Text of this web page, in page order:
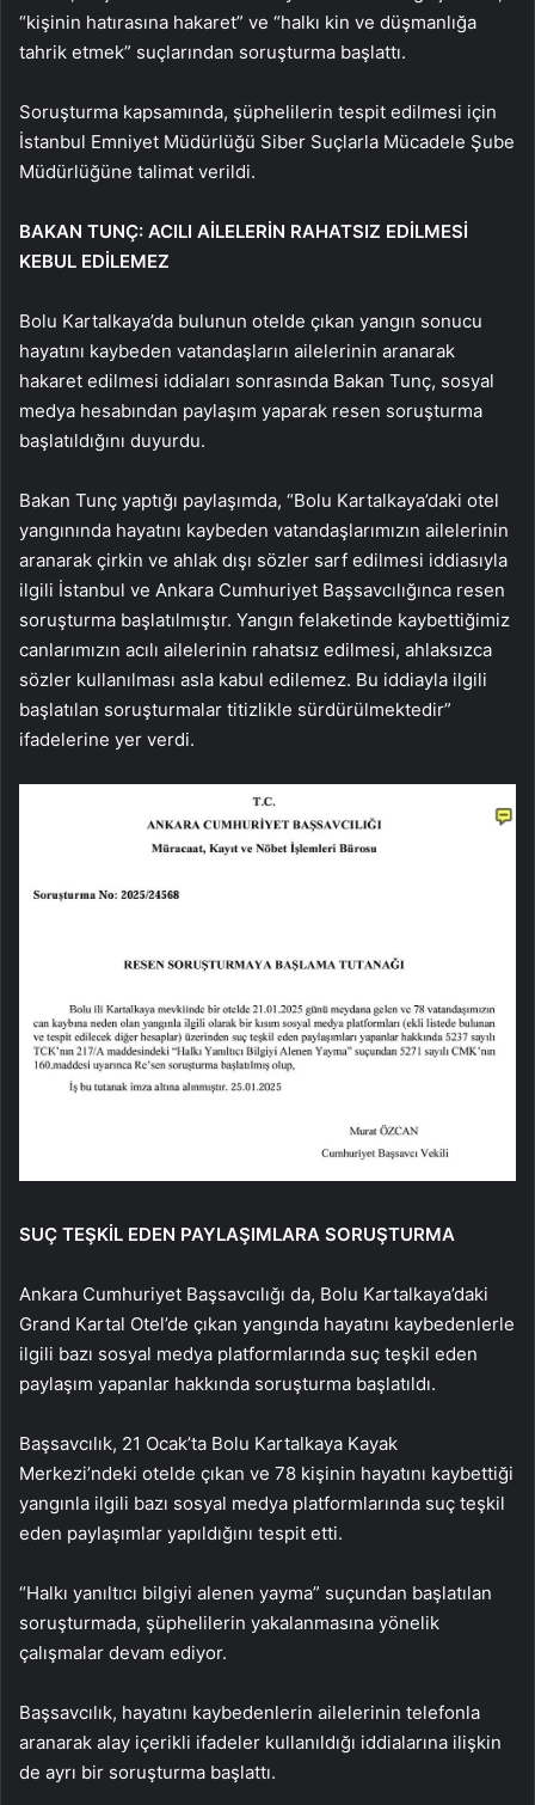
“kişinin hatırasına hakaret” ve “halkı kin ve düşmanlığa
tahrik etmek” suçlarından soruşturma başlattı.
Soruşturma kapsamında, şüphelilerin tespit edilmesi için
İstanbul Emniyet Müdürlüğü Siber Suçlarla Mücadele Şube
Müdürlüğüne talimat verildi.
BAKAN TUNÇ: ACILI AİLELERİN RAHATSIZ EDİLMESİ
KEBUL EDİLEMEZ
Bolu Kartalkaya’da bulunun otelde çıkan yangın sonucu
hayatını kaybeden vatandaşların ailelerinin aranarak
hakaret edilmesi iddiaları sonrasında Bakan Tunç, sosyal
medya hesabından paylaşım yaparak resen soruşturma
başlatıldığını duyurdu.
Bakan Tunç yaptığı paylaşımda, “Bolu Kartalkaya’daki otel
yangınında hayatını kaybeden vatandaşlarımızın ailelerinin
aranarak çirkin ve ahlak dışı sözler sarf edilmesi iddiasıyla
ilgili İstanbul ve Ankara Cumhuriyet Başsavcılığınca resen
soruşturma başlatılmıştır. Yangın felaketinde kaybettiğimiz
canlarımızın acılı ailelerinin rahatsız edilmesi, ahlaksızca
sözler kullanılması asla kabul edilemez. Bu iddiayla ilgili
başlatılan soruşturmalar titizlikle sürdürülmektedir”
ifadelerine yer verdi.
SUÇ TEŞKİL EDEN PAYLAŞIMLARA SORUŞTURMA
Ankara Cumhuriyet Başsavcılığı da, Bolu Kartalkaya’daki
Grand Kartal Otel’de çıkan yangında hayatını kaybedenlerle
ilgili bazı sosyal medya platformlarında suç teşkil eden
paylaşım yapanlar hakkında soruşturma başlatıldı.
Başsavcılık, 21 Ocak’ta Bolu Kartalkaya Kayak
Merkezi’ndeki otelde çıkan ve 78 kişinin hayatını kaybettiği
yangınla ilgili bazı sosyal medya platformlarında suç teşkil
eden paylaşımlar yapıldığını tespit etti.
“Halkı yanıltıcı bilgiyi alenen yayma” suçundan başlatılan
soruşturmada, şüphelilerin yakalanmasına yönelik
çalışmalar devam ediyor.
Başsavcılık, hayatını kaybedenlerin ailelerinin telefonla
aranarak alay içerikli ifadeler kullanıldığı iddialarına ilişkin
de ayrı bir soruşturma başlattı.